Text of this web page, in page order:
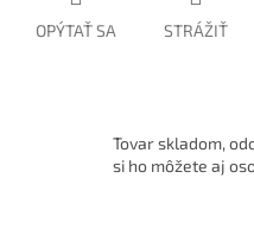
OPÝTAŤ SA STRÁŽIŤ
Tovar skladom,
si ho môžete aj